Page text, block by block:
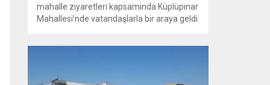
mahalle ziyaretleri kapsamında Küplüpınar
Mahallesi’nde vatandaşlarla bir araya geldi.
vatandaşlarla güçlü ve doğrudan iletişim